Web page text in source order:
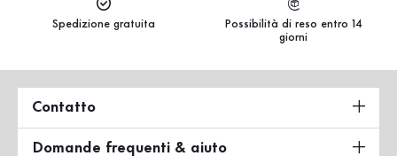
Spedizione gratuita
Possibilità di reso entro 14
giorni
Contatto
Domande frequenti & aiuto